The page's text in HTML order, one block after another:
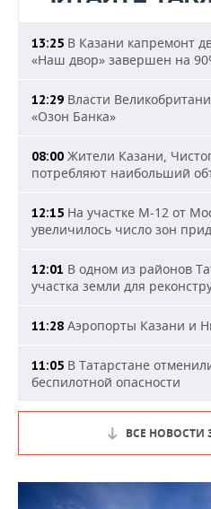
13:25 В Казани капремонт
«Наш двор» завершен на
12:29 Власти
«Озон Банка»
08:00 Жители Казани,
потребляют наибольший
12:15 На участке М-12 от
увеличилось число зон
12:01 В одном из районов
участка земли для
11:28 Аэропорты Казани и
11:05 В Татарстане
беспилотной опасности
ВСЕ НОВОСТИ